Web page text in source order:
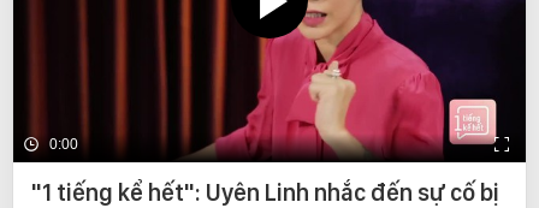
0:00
"1 tiếng kể hết": Uyên Linh nhắc đến sự cố bị